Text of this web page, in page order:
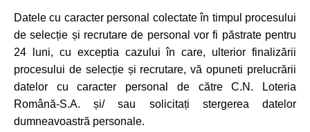
Datele cu caracter personal colectate în timpul procesului
de selecție și recrutare de personal vor fi păstrate pentru
24 luni, cu exceptia cazului în care, ulterior finalizării
procesului de selecție și recrutare, vă opuneti prelucrării
datelor cu caracter personal de către C.N. Loteria
Română-S.A. și/ sau solicitați stergerea datelor
dumneavoastră personale.